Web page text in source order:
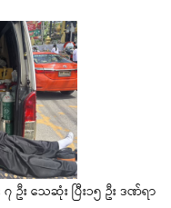
း သေဆုံး ပြီး၁၅ ဦး ဒဏ်ရာ